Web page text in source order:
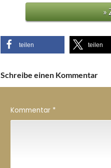
»
teilen teilen
Schreibe einen Kommentar
Kommentar *